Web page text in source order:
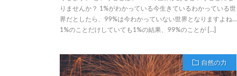
りませんか？ 1%がわかっている今生きているわかっている世
界だとしたら、99%は今わかっていない世界となりますよね…
1%のことだけしていても1%の結果、99%のことが […]
自然の力